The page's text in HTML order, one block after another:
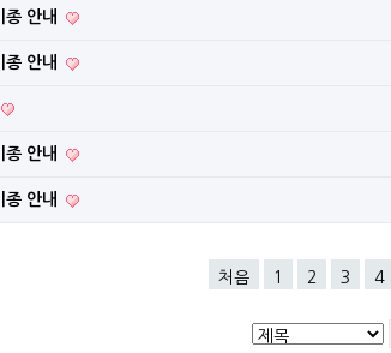
안내
안내
안내
안내
처음 1 2 3 4